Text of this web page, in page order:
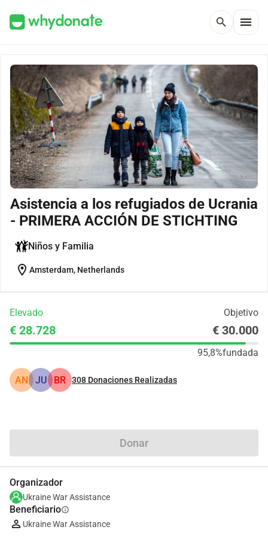
search menu
Asistencia a los refugiados de Ucrania
- PRIMERA ACCIÓN DE STICHTING
Niños y Familia
location_on Amsterdam, Netherlands
Elevado Objetivo
€ 28.728 € 30.000
95,8%fundada
AN JU BR 308 Donaciones Realizadas
Donar
Organizador
Ukraine War Assistance
Beneficiarioinfo
Ukraine War Assistance